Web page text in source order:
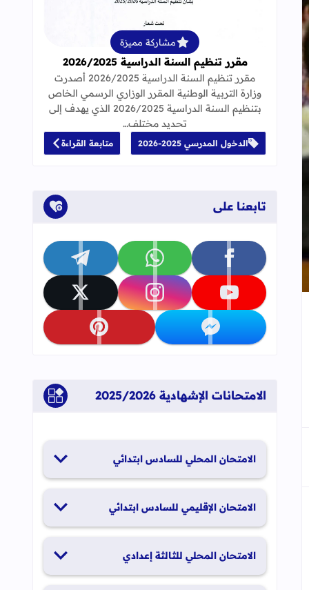
إلى العلامات المرجعية
مشاركة مميزة
مقرر تنظيم السنة الدراسية 2026/2025
مقرر تنظيم السنة الدراسية 2026/2025 أصدرت
وزارة التربية الوطنية المقرر الوزاري الرسمي الخاص
بتنظيم السنة الدراسية 2026/2025 الذي يهدف إلى
تحديد مختلف…
الدخول المدرسي 2025-2026 متابعة القراءة
تابعنا على
تابعنا على facebook تابعنا على whatsapp تابعنا على telegram
تابعنا على youtube تابعنا على instagram تابعنا على x
تابعنا على messenger تابعنا على pinterest
الامتحانات الإشهادية 2025/2026
الامتحان المحلي للسادس ابتدائي
الامتحان الإقليمي للسادس ابتدائي
الامتحان المحلي للثالثة إعدادي